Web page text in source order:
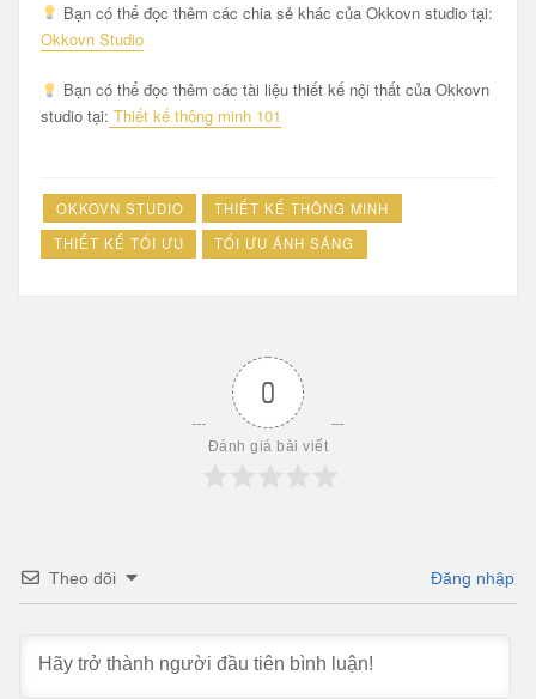
Bạn có thể đọc thêm các chia sẻ khác của Okkovn studio tại:
Okkovn Studio
Bạn có thể đọc thêm các tài liệu thiết kế nội thất của Okkovn
studio tại: Thiết kế thông minh 101
OKKOVN STUDIO
THIẾT KẾ THÔNG MINH
THIẾT KẾ TỐI ƯU
TỐI ƯU ÁNH SÁNG
0
Đánh giá bài viết
Theo dõi Đăng nhập